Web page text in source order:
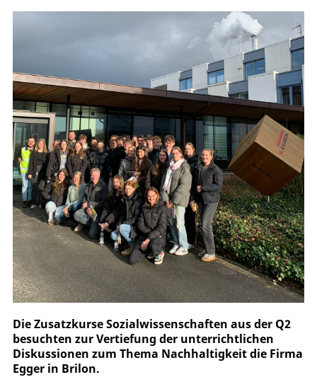
Die Zusatzkurse Sozialwissenschaften aus der Q2
besuchten zur Vertiefung der unterrichtlichen
Diskussionen zum Thema Nachhaltigkeit die Firma
Egger in Brilon.